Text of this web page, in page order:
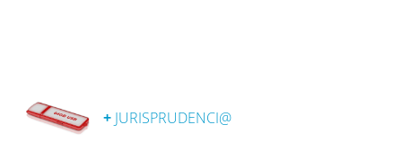
+ JURISPRUDENCI@